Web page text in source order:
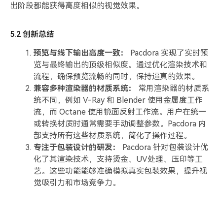
出阶段都能获得高度相似的视觉效果。
5.2 创新总结
预览与线下输出高度一致：
Pacdora 实现了实时预
览与最终输出的顶级相似度。通过优化渲染技术和
流程，确保预览流畅的同时，保持逼真的效果。
兼容多种渲染器的材质系统：
常用渲染器的材质系
统不同，例如 V-Ray 和 Blender 使用金属度工作
流，而 Octane 使用镜面反射工作流。用户在统一
或转换材质时通常需要手动调整参数。Pacdora 内
部支持所有这些材质系统，简化了操作过程。
专注于包装设计的研发：
Pacdora 针对包装设计优
化了其渲染技术，支持烫金、UV处理、压印等工
艺。这些功能能够准确模拟真实包装效果，提升视
觉吸引力和市场竞争力。